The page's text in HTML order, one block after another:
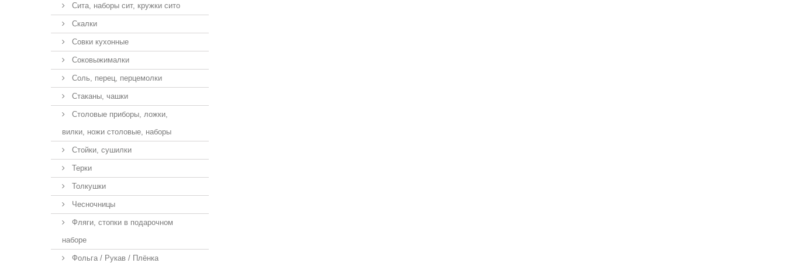
Сита, наборы сит, кружки сито
Скалки
Совки кухонные
Соковыжималки
Соль, перец, перцемолки
Стаканы, чашки
Столовые приборы, ложки,
вилки, ножи столовые, наборы
Стойки, сушилки
Терки
Толкушки
Чесночницы
Фляги, стопки в подарочном
наборе
Фольга / Рукав / Плёнка